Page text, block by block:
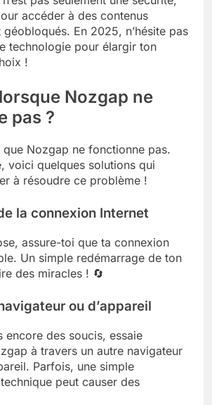
accéder à des contenus
En 2025, n’hésite pas
technologie pour élargir ton
!
Nozgap ne
pas ?
Nozgap ne fonctionne pas.
voici quelques solutions qui
à résoudre ce problème !
la connexion Internet
assure-toi que ta connexion
Un simple redémarrage de ton
des miracles ! 🔄
ou d’appareil
encore des soucis, essaie
à travers un autre navigateur
Parfois, une simple
peut causer des